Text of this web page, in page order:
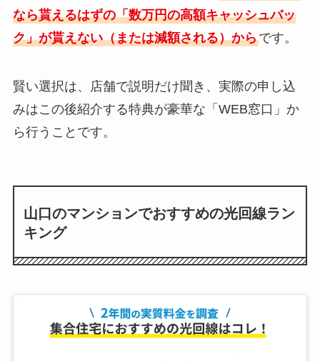
なら貰えるはずの「数万円の高額キャッシュバッ
ク」が貰えない（または減額される）からです。
賢い選択は、店舗で説明だけ聞き、実際の申し込
みはこの後紹介する特典が豪華な「WEB窓口」か
ら行うことです。
山口のマンションでおすすめの光回線ラン
キング